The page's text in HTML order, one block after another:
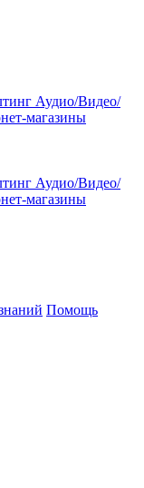
Аудио/Видео/
магазины
Аудио/Видео/
магазины
Помощь